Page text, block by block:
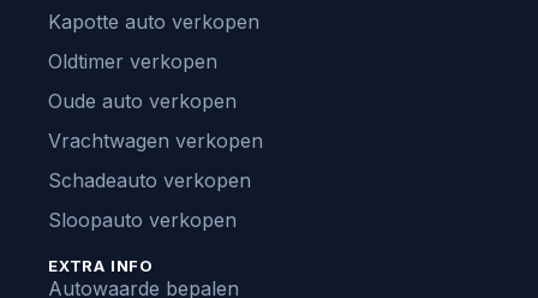
Kapotte auto verkopen
Oldtimer verkopen
Oude auto verkopen
Vrachtwagen verkopen
Schadeauto verkopen
Sloopauto verkopen
EXTRA INFO
Autowaarde bepalen